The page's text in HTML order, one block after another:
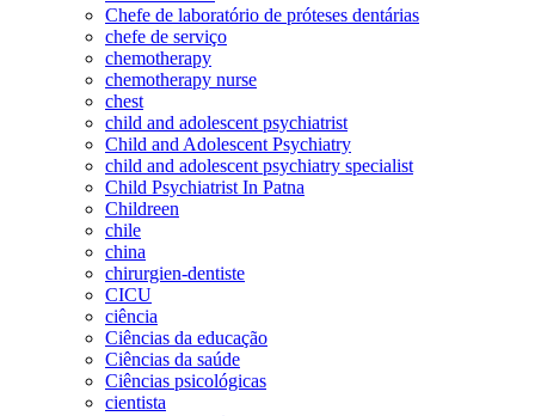
Chefe de laboratório de próteses dentárias
chefe de serviço
chemotherapy
chemotherapy nurse
chest
child and adolescent psychiatrist
Child and Adolescent Psychiatry
child and adolescent psychiatry specialist
Child Psychiatrist In Patna
Childreen
chile
china
chirurgien-dentiste
CICU
ciência
Ciências da educação
Ciências da saúde
Ciências psicológicas
cientista